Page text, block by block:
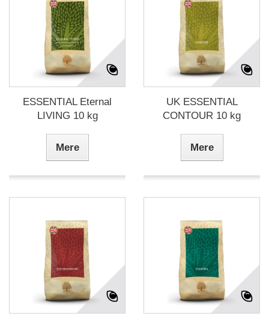
ESSENTIAL Eternal
LIVING 10 kg
Mere
UK ESSENTIAL
CONTOUR 10 kg
Mere